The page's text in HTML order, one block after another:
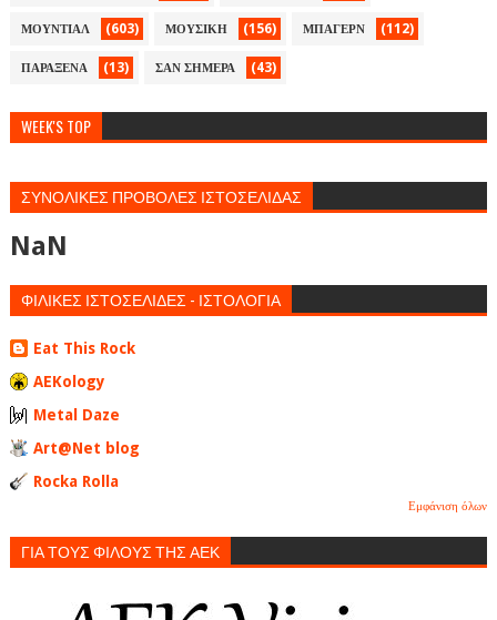
ΜΟΥΝΤΙΑΛ (603) ΜΟΥΣΙΚΗ (156) ΜΠΑΓΕΡΝ (112)
ΠΑΡΑΞΕΝΑ (13) ΣΑΝ ΣΗΜΕΡΑ (43)
WEEK'S TOP
ΣΥΝΟΛΙΚΕΣ ΠΡΟΒΟΛΕΣ ΙΣΤΟΣΕΛΙΔΑΣ
NaN
ΦΙΛΙΚΕΣ ΙΣΤΟΣΕΛΙΔΕΣ - ΙΣΤΟΛΟΓΙΑ
Eat This Rock
AEKology
Metal Daze
Art@Net blog
Rocka Rolla
Εμφάνιση όλων
ΓΙΑ ΤΟΥΣ ΦΙΛΟΥΣ ΤΗΣ ΑΕΚ